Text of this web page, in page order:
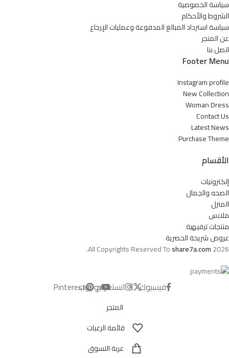
سياسة الخصوصية
الشروط والأحكام
سياسة استرداد المبالغ المدفوعة وعمليات الإرجاع
عن المتجر
اتصل بنا
Footer Menu
Instagram profile
New Collection
Woman Dress
Contact Us
Latest News
Purchase Theme
الأقسام
إلكترونيات
الصحه والجمال
المنزل
ملابس
منتجات ترفيهية
عروض شريحة الحصرية
All Copyrights Reserved Toshare7a.com2026.
فيسبوك X انستغراميوتيوبPinterest
المتجر
قائمة الرغبات
عربة التسوق